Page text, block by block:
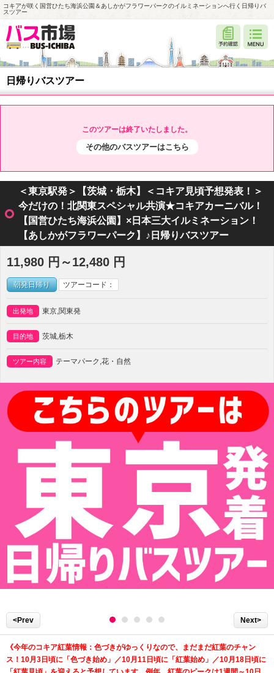
コキアが咲く国営ひたち海浜公園＆あしかがフラワーパークのイルミネーションへ行く日帰りバ
スツアー
日帰りバスツアー
このツアーは終了いたしました。
その他のバスツアーはこちら
＜東京駅発＞【茨城・栃木】＜コキア見頃予想発表！＞
今だけの！北関東スペシャル共演★コキアカーニバル！
【国営ひたち海浜公園】×日本三大イルミネーション！
【あしかがフラワーパーク】♪日帰りバスツアー
11,980 円～12,480 円
朝発日帰り ツアーコード：
出発地 東京,関東発
目的地 茨城,栃木
ツアー内容 テーマパーク,花・自然
<Prev Next>
《今年のコキア紅葉情報：色づきがゆっくりなので、まだまだ紅葉のチャン
ス！10月3日頃に「色づき始め」／10月11日頃に「紅葉始め」／10月18日頃に